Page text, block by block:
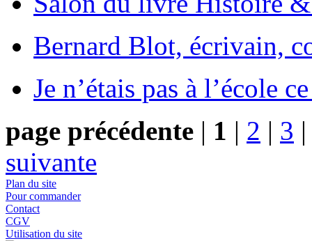
Bernard Blot, écrivain,
Je n’étais pas à l’école
page précédente | 1 | 2 | 3
suivante
Plan du site
Pour commander
Contact
CGV
Utilisation du site